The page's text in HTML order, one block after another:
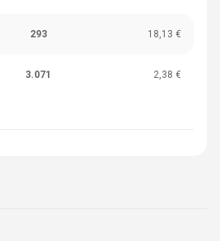
293 18,13 €
3.071 2,38 €